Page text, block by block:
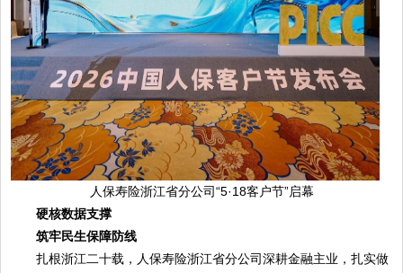
人保寿险浙江省分公司“5·18客户节”启幕
硬核数据支撑
筑牢民生保障防线
扎根浙江二十载，人保寿险浙江省分公司深耕金融主业，扎实做